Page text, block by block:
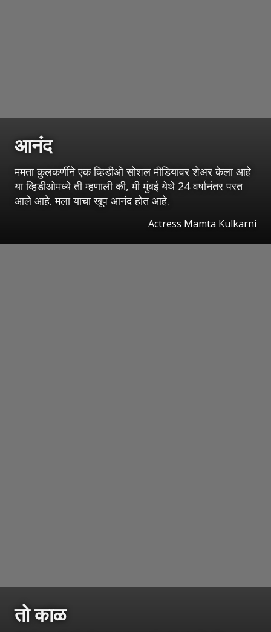
आनंद
ममता कुलकर्णीने एक व्हिडीओ सोशल मीडियावर शेअर केला आहे
या व्हिडीओमध्ये ती म्हणाली की, मी मुंबई येथे 24 वर्षानंतर परत
आले आहे. मला याचा खूप आनंद होत आहे.
Actress Mamta Kulkarni
तो काळ